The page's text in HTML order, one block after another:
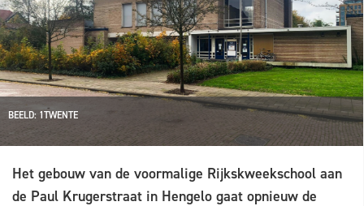
BEELD: 1TWENTE
Het gebouw van de voormalige Rijkskweekschool aan
de Paul Krugerstraat in Hengelo gaat opnieuw de